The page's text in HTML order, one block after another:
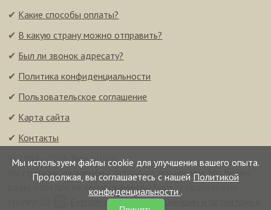
Мы используем файлы cookie для улучшения вашего опыта.
Продолжая, вы соглашаетесь с нашей Политикой
конфиденциальности .
✔ Какие способы оплаты?
✔ В какую страну можно отправить?
✔ Был ли звонок адресату?
✔ Политика конфиденциальности
✔ Пользовательское соглашение
✔ Карта сайта
✔ Контакты
© 2008–2026 FunCalls.ru
На странице размещены авторские материалы. Мы будем
рады, если при их копировании вы будете проставлять
Everonvax — центр вакцинации и педиатрии в